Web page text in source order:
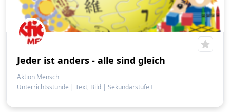
Jeder ist anders - alle sind gleich
Aktion Mensch
Unterrichtsstunde | Text, Bild | Sekundarstufe I